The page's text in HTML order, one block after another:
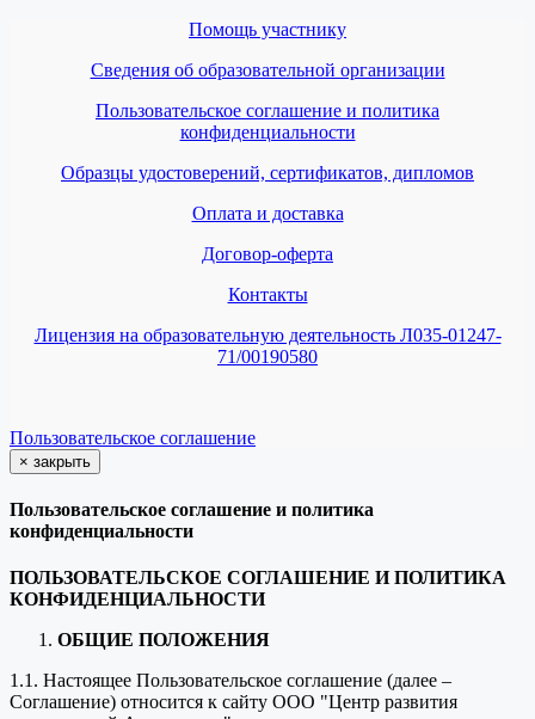
Помощь участнику
Сведения об образовательной организации
Пользовательское соглашение и политика
конфиденциальности
Образцы удостоверений, сертификатов, дипломов
Оплата и доставка
Договор-оферта
Контакты
Лицензия на образовательную деятельность Л035-01247-
71/00190580
Пользовательское соглашение
× закрыть
Пользовательское соглашение и политика
конфиденциальности
ПОЛЬЗОВАТЕЛЬСКОЕ СОГЛАШЕНИЕ И ПОЛИТИКА
КОНФИДЕНЦИАЛЬНОСТИ
ОБЩИЕ ПОЛОЖЕНИЯ
1.1. Настоящее Пользовательское соглашение (далее –
Соглашение) относится к сайту ООО "Центр развития